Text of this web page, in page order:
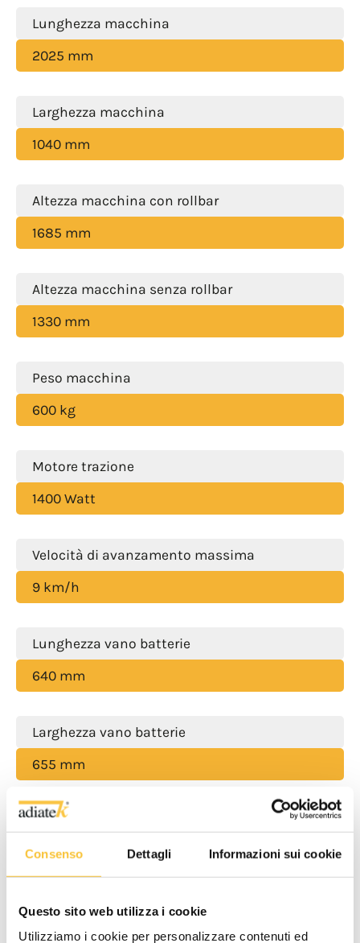
Consenso Dettagli Informazioni sui cookie
Questo sito web utilizza i cookie
Utilizziamo i cookie per personalizzare contenuti ed
Lunghezza macchina
2025 mm
Larghezza macchina
1040 mm
Altezza macchina con rollbar
1685 mm
Altezza macchina senza rollbar
1330 mm
Peso macchina
600 kg
Motore trazione
1400 Watt
Velocità di avanzamento massima
9 km/h
Lunghezza vano batterie
640 mm
Larghezza vano batterie
655 mm
Altezza vano batterie
530 mm
Classe